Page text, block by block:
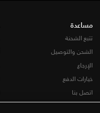
مساعدة
تتبع الشحنة
الشحن والتوصيل
الإرجاع
خيارات الدفع
اتصل بنا